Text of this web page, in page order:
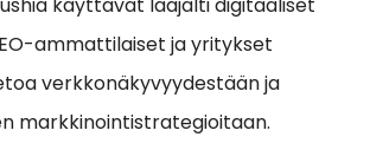
käyttävät laajalti digitaaliset
ammattilaiset ja yritykset
verkkonäkyvyydestään ja
markkinointistrategioitaan.